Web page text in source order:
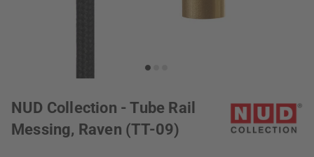
NUD Collection - Tube Rail
Messing, Raven (TT-09)